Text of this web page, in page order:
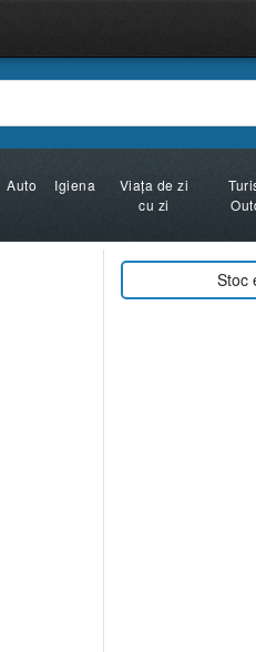
Auto Igiena
Viața de zi
cu zi
Stoc